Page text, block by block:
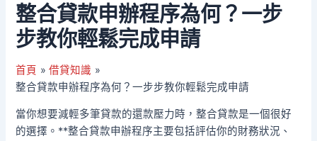
整合貸款申辦程序為何？一步
步教你輕鬆完成申請
首頁
借貸知識
整合貸款申辦程序為何？一步步教你輕鬆完成申請
當你想要減輕多筆貸款的還款壓力時，整合貸款是一個很好
的選擇。**整合貸款申辦程序主要包括評估你的財務狀況、